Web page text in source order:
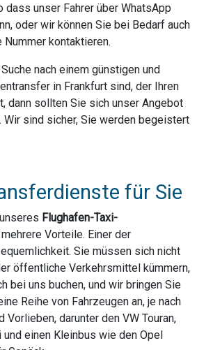
dass unser Fahrer über WhatsApp
oder wir können Sie bei Bedarf auch
kontaktieren.
nach einem günstigen und
in Frankfurt sind, der Ihren
dann sollten Sie sich unser Angebot
Wir sind sicher, Sie werden begeistert
für Sie
Flughafen-Taxi-
Vorteile. Einer der
Sie müssen sich nicht
öffentliche Verkehrsmittel kümmern,
bei uns buchen, und wir bringen Sie
Reihe von Fahrzeugen an, je nach
Vorlieben, darunter den VW Touran,
einen Kleinbus wie den Opel